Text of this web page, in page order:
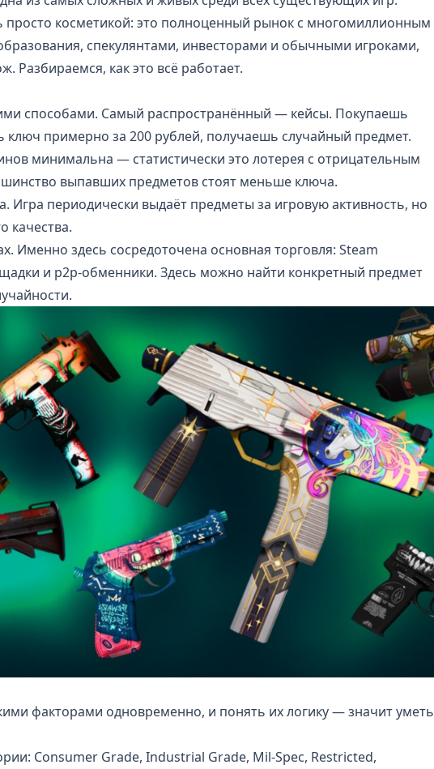
просто косметикой: это полноценный рынок с многомиллионным
спекулянтами, инвесторами и обычными игроками,
Разбираемся, как это всё работает.
способами. Самый распространённый — кейсы. Покупаешь
примерно за 200 рублей, получаешь случайный предмет.
минимальна — статистически это лотерея с отрицательным
выпавших предметов стоят меньше ключа.
Игра периодически выдаёт предметы за игровую активность, но
качества.
Именно здесь сосредоточена основная торговля: Steam
и p2p-обменники. Здесь можно найти конкретный предмет
факторами одновременно, и понять их логику — значит уметь
Consumer Grade, Industrial Grade, Mil-Spec, Restricted,